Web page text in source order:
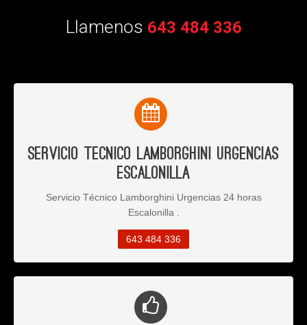
Llamenos 643 484 336
Servicio Tecnico Lamborghini Urgencias
Escalonilla
Servicio Técnico Lamborghini Urgencias 24 horas
Escalonilla .
643 484 336